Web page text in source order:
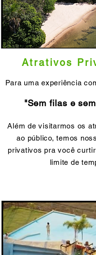
Atrativos
Para uma experiência
"Sem filas e
Além de visitarmos os
ao público, temos
privativos pra você
limite de